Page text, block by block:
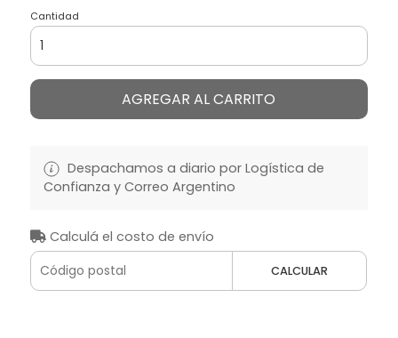
Cantidad
AGREGAR AL CARRITO
Despachamos a diario por Logística de
Confianza y Correo Argentino
Calculá el costo de envío
CALCULAR